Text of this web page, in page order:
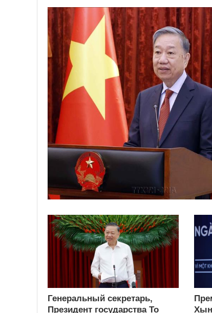
Генеральный секретарь,
Президент государства То